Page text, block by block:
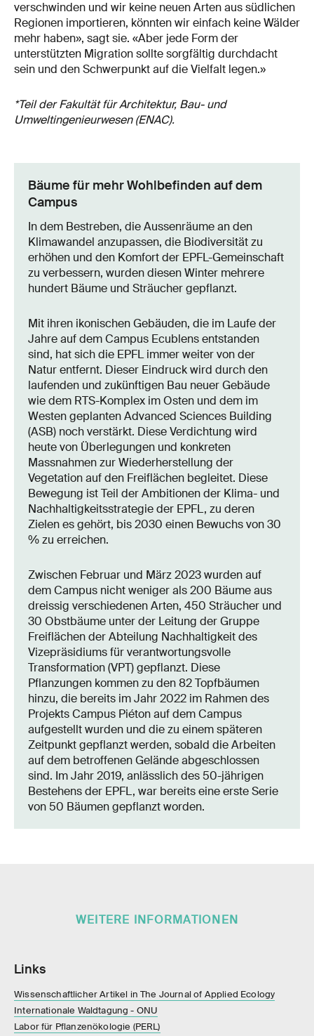
verschwinden und wir keine neuen Arten aus südlichen
Regionen importieren, könnten wir einfach keine Wälder
mehr haben», sagt sie. «Aber jede Form der
unterstützten Migration sollte sorgfältig durchdacht
sein und den Schwerpunkt auf die Vielfalt legen.»
*Teil der Fakultät für Architektur, Bau- und
Umweltingenieurwesen (ENAC).
Bäume für mehr Wohlbefinden auf dem
Campus
In dem Bestreben, die Aussenräume an den
Klimawandel anzupassen, die Biodiversität zu
erhöhen und den Komfort der EPFL-Gemeinschaft
zu verbessern, wurden diesen Winter mehrere
hundert Bäume und Sträucher gepflanzt.
Mit ihren ikonischen Gebäuden, die im Laufe der
Jahre auf dem Campus Ecublens entstanden
sind, hat sich die EPFL immer weiter von der
Natur entfernt. Dieser Eindruck wird durch den
laufenden und zukünftigen Bau neuer Gebäude
wie dem RTS-Komplex im Osten und dem im
Westen geplanten Advanced Sciences Building
(ASB) noch verstärkt. Diese Verdichtung wird
heute von Überlegungen und konkreten
Massnahmen zur Wiederherstellung der
Vegetation auf den Freiflächen begleitet. Diese
Bewegung ist Teil der Ambitionen der Klima- und
Nachhaltigkeitsstrategie der EPFL, zu deren
Zielen es gehört, bis 2030 einen Bewuchs von 30
% zu erreichen.
Zwischen Februar und März 2023 wurden auf
dem Campus nicht weniger als 200 Bäume aus
dreissig verschiedenen Arten, 450 Sträucher und
30 Obstbäume unter der Leitung der Gruppe
Freiflächen der Abteilung Nachhaltigkeit des
Vizepräsidiums für verantwortungsvolle
Transformation (VPT) gepflanzt. Diese
Pflanzungen kommen zu den 82 Topfbäumen
hinzu, die bereits im Jahr 2022 im Rahmen des
Projekts Campus Piéton auf dem Campus
aufgestellt wurden und die zu einem späteren
Zeitpunkt gepflanzt werden, sobald die Arbeiten
auf dem betroffenen Gelände abgeschlossen
sind. Im Jahr 2019, anlässlich des 50-jährigen
Bestehens der EPFL, war bereits eine erste Serie
von 50 Bäumen gepflanzt worden.
WEITERE INFORMATIONEN
Links
Wissenschaftlicher Artikel in The Journal of Applied Ecology
Internationale Waldtagung - ONU
Labor für Pflanzenökologie (PERL)